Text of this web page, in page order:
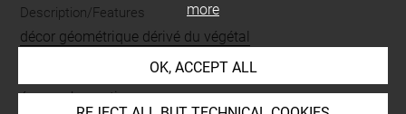
Description/Features
décor géométrique dérivé du végétal
époque byzantine
more
OK, ACCEPT ALL